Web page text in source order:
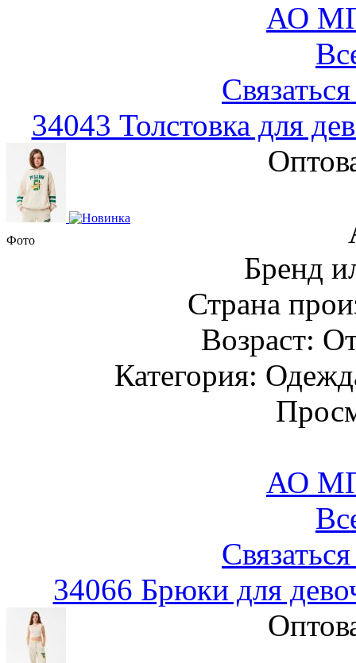
АО
34043 Толстовка для
Фото
Бренд
Страна
Возраст:
Категория:
АО
34066 Брюки для